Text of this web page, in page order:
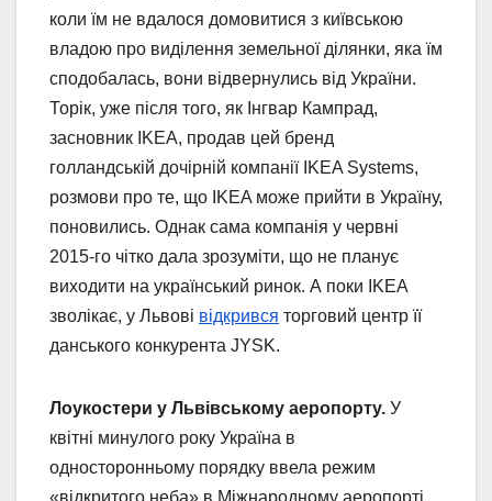
коли їм не вдалося домовитися з київською
владою про виділення земельної ділянки, яка їм
сподобалась, вони відвернулись від України.
Торік, уже після того, як Інгвар Кампрад,
засновник IKEA, продав цей бренд
голландській дочірній компанії IKEA Systems,
розмови про те, що IKEA може прийти в Україну,
поновились. Однак сама компанія у червні
2015-го чітко дала зрозуміти, що не планує
виходити на український ринок. А поки IKEA
зволікає, у Львові відкрився торговий центр її
данського конкурента JYSK.
Лоукостери у Львівському аеропорту. У
квітні минулого року Україна в
односторонньому порядку ввела режим
«відкритого неба» в Міжнародному аеропорті